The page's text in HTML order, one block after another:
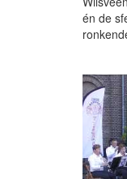
én de